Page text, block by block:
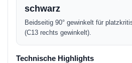
schwarz
Beidseitig 90° gewinkelt für
(C13 rechts gewinkelt).
Technische Highlights